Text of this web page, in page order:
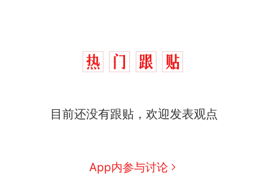
目前还没有跟贴，欢迎发表观点
App内参与讨论